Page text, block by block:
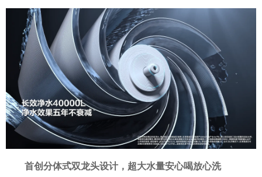
首创分体式双龙头设计，超大水量安心喝放心洗